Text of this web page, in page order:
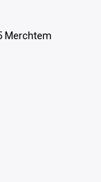
Merchtem